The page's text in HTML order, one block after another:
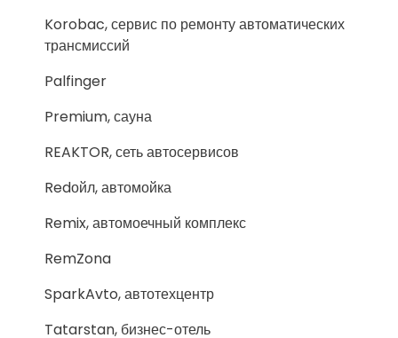
Korobac, сервис по ремонту автоматических
трансмиссий
Palfinger
Premium, сауна
REAKTOR, сеть автосервисов
Redойл, автомойка
Remix, автомоечный комплекс
RemZona
SparkAvto, автотехцентр
Tatarstan, бизнес-отель